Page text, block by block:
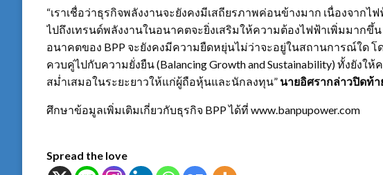
“เราเชื่อว่าธุรกิจพลังงานจะยังคงมีเสถียรภาพค่อนข้างมาก เนื่องจาก
ไปถึงเทรนด์พลังงานในอนาคตจะยิ่งเสริมให้ความต้องไฟฟ้าเพิ่มมากขึ้
อนาคตของ BPP จะยังคงมีความยืดหยุ่นไม่ว่าจะอยู่ในสถานการณ์ใด โ
ควบคู่ไปกับความยั่งยืน (Balancing Growth and Sustainability) ทั้งยัง
สม่ำเสมอในระยะยาวให้แก่ผู้ถือหุ้นและนักลงทุน” นายอิศรากล่าวปิดท้า
ศึกษาข้อมูลเพิ่มเติมเกี่ยวกับธุรกิจ BPP ได้ที่ www.banpupower.com
Spread the love